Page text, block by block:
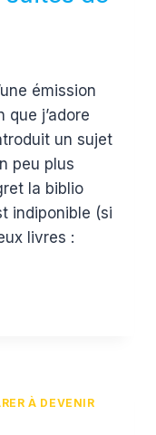
émission
que j’adore
un sujet
peu plus
la biblio
indiponible (si
livres :
À DEVENIR